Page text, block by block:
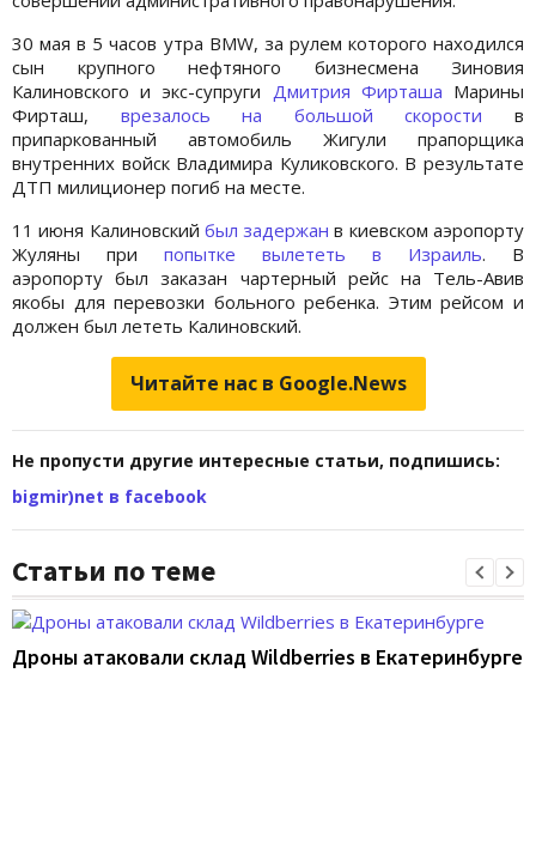
30 мая в 5 часов утра BMW, за рулем которого находился
сын крупного нефтяного бизнесмена Зиновия
Калиновского и экс-супруги Дмитрия Фирташа Марины
Фирташ, врезалось на большой скорости в
припаркованный автомобиль Жигули прапорщика
внутренних войск Владимира Куликовского. В результате
ДТП милиционер погиб на месте.
11 июня Калиновский был задержанв киевском аэропорту
Жуляны при попытке вылететь в Израиль. В
аэропорту был заказан чартерный рейс на Тель-Авив
якобы для перевозки больного ребенка. Этим рейсом и
должен был лететь Калиновский.
Читайте нас в Google.News
Не пропусти другие интересные статьи, подпишись:
bigmir)net в facebook
Статьи по теме
Дроны атаковали склад Wildberries в Екатеринбурге